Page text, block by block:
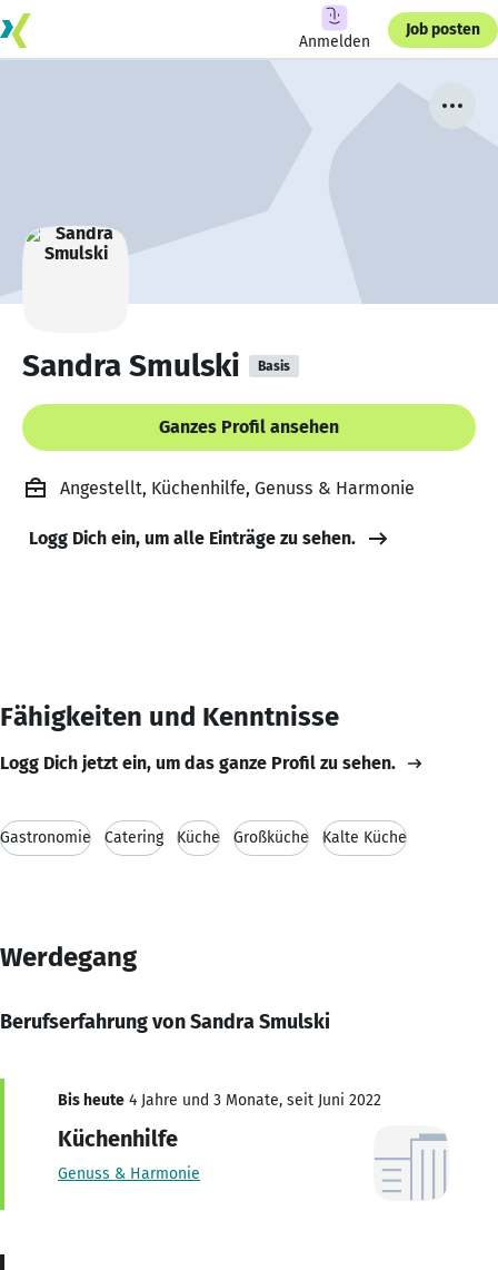
Anmelden
Job posten
Sandra Smulski Basis
Ganzes Profil ansehen
Angestellt, Küchenhilfe, Genuss & Harmonie
Logg Dich ein, um alle Einträge zu sehen.
Fähigkeiten und Kenntnisse
Logg Dich jetzt ein, um das ganze Profil zu sehen.
Gastronomie Catering Küche Großküche Kalte Küche
Werdegang
Berufserfahrung von Sandra Smulski
Bis heute 4 Jahre und 3 Monate, seit Juni 2022
Küchenhilfe
Genuss & Harmonie